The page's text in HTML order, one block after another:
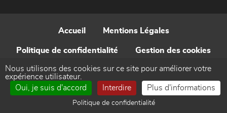
Accueil Mentions Légales
Politique de confidentialité Gestion des cookies
Contact
Réalisé par WEB Enseignes
Nous utilisons des cookies sur ce site pour améliorer votre
expérience utilisateur.
Oui, je suis d'accord
Interdire Plus d'informations
Politique de confidentialité